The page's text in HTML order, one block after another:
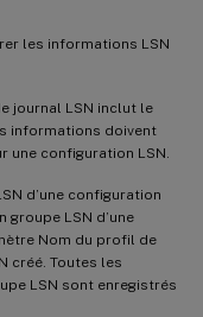
les informations LSN
journal LSN inclut le
informations doivent
configuration LSN.
d’une configuration
groupe LSN d’une
Nom du profil de
créé. Toutes les
LSN sont enregistrés